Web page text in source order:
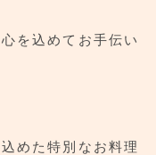
を込めてお手伝い
めた特別なお料理